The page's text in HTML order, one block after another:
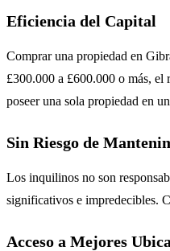
Eficiencia del Capital
Comprar una propiedad en
£300.000 a £600.000 o más, el
poseer una sola propiedad en
Sin Riesgo de
Los inquilinos no son
significativos e impredecibles.
Acceso a Mejores